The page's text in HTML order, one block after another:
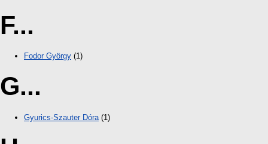
F...
Fodor György (1)
G...
Gyurics-Szauter Dóra (1)